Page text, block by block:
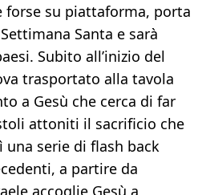
forse su piattaforma, porta
Santa e sarà
Subito all’inizio del
trasportato alla tavola
a Gesù che cerca di far
attoniti il sacrificio che
serie di flash back
a partire da
accoglie Gesù a